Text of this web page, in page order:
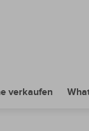
verkaufen